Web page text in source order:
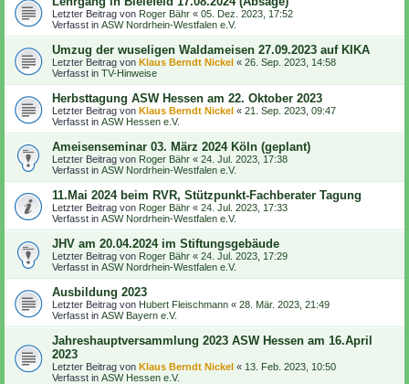
Letzter Beitrag von Roger Bähr « 05. Dez. 2023, 17:52
Verfasst in ASW Nordrhein-Westfalen e.V.
Umzug der wuseligen Waldameisen 27.09.2023 auf KIKA
Letzter Beitrag von Klaus Berndt Nickel « 26. Sep. 2023, 14:58
Verfasst in TV-Hinweise
Herbsttagung ASW Hessen am 22. Oktober 2023
Letzter Beitrag von Klaus Berndt Nickel « 21. Sep. 2023, 09:47
Verfasst in ASW Hessen e.V.
Ameisenseminar 03. März 2024 Köln (geplant)
Letzter Beitrag von Roger Bähr « 24. Jul. 2023, 17:38
Verfasst in ASW Nordrhein-Westfalen e.V.
11.Mai 2024 beim RVR, Stützpunkt-Fachberater Tagung
Letzter Beitrag von Roger Bähr « 24. Jul. 2023, 17:33
Verfasst in ASW Nordrhein-Westfalen e.V.
JHV am 20.04.2024 im Stiftungsgebäude
Letzter Beitrag von Roger Bähr « 24. Jul. 2023, 17:29
Verfasst in ASW Nordrhein-Westfalen e.V.
Ausbildung 2023
Letzter Beitrag von Hubert Fleischmann « 28. Mär. 2023, 21:49
Verfasst in ASW Bayern e.V.
Jahreshauptversammlung 2023 ASW Hessen am 16.April
2023
Letzter Beitrag von Klaus Berndt Nickel « 13. Feb. 2023, 10:50
Verfasst in ASW Hessen e.V.